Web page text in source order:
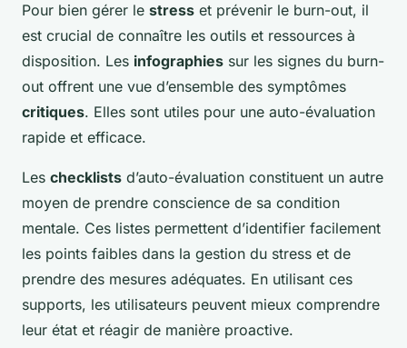
Pour bien gérer le stress et prévenir le burn-out, il
est crucial de connaître les outils et ressources à
disposition. Les infographies sur les signes du burn-
out offrent une vue d’ensemble des symptômes
critiques. Elles sont utiles pour une auto-évaluation
rapide et efficace.
Les checklists d’auto-évaluation constituent un autre
moyen de prendre conscience de sa condition
mentale. Ces listes permettent d’identifier facilement
les points faibles dans la gestion du stress et de
prendre des mesures adéquates. En utilisant ces
supports, les utilisateurs peuvent mieux comprendre
leur état et réagir de manière proactive.